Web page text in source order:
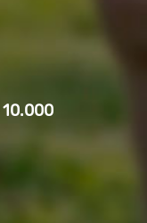
10.000